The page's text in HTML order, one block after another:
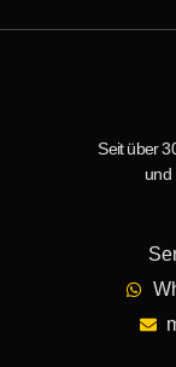
Seit über
und